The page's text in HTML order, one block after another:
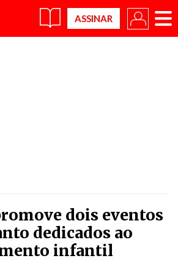
×
dois eventos
dedicados ao
infantil